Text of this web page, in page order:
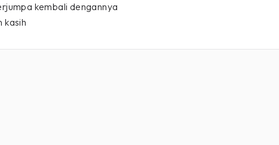
kembali dengannya
kasih